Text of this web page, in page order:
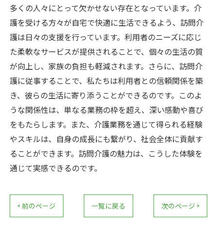
多くの人々にとって欠かせない存在となっています。介
護を受ける方々が自宅で快適に生活できるよう、訪問介
護は日々の支援を行っています。利用者のニーズに応じ
た柔軟なサービスが提供されることで、個々の生活の質
が向上し、家族の負担も軽減されます。さらに、訪問介
護に従事することで、私たちは利用者との信頼関係を築
き、彼らの生活に寄り添うことができるのです。このよ
うな関係性は、単なる業務の枠を超え、深い感動や喜び
をもたらします。また、介護業務を通じて得られる経験
やスキルは、自身の成長にも繋がり、社会全体に貢献す
ることができます。訪問介護の魅力は、こうした体験を
通じて実感できるのです。
< 前のページ 一覧に戻る 次のページ >